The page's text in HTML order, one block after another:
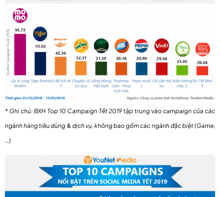
* Ghi chú: BXH Top 10 Campaign Tết 2019 tập trung vào campaign của các
ngành hàng tiêu dùng & dịch vụ, không bao gồm các ngành đặc biệt (Game,
…)